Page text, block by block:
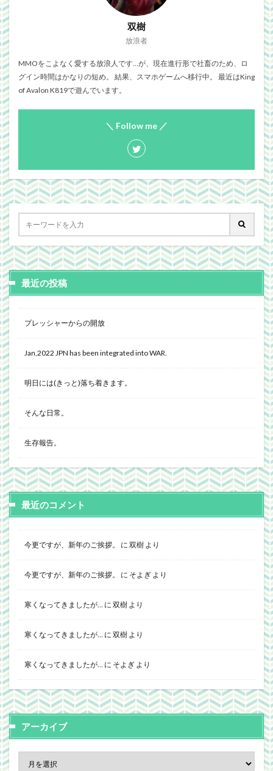
双樹
放浪者
MMOをこよなく愛する放浪人です…が、現在進行形で社畜のため、ロ
グイン時間はかなりの短め。 結果、スマホゲームへ移行中。 最近はKing
of Avalon K819で遊んでいます。
＼ Follow me ／
最近の投稿
プレッシャーからの開放
Jan,2022 JPN has been integrated into WAR.
明日には(きっと)落ち着きます。
そんな日常。
生存報告。
最近のコメント
今更ですが、新年のご挨拶。 に 双樹 より
今更ですが、新年のご挨拶。 に そよぎ より
寒くなってきましたが… に 双樹 より
寒くなってきましたが… に 双樹 より
寒くなってきましたが… に そよぎ より
アーカイブ